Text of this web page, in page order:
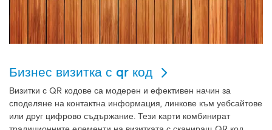
Бизнес визитка с qr код
Визитки с QR кодове са модерен и ефективен начин за
споделяне на контактна информация, линкове към уебсайтове
или друг цифрово съдържание. Тези карти комбинират